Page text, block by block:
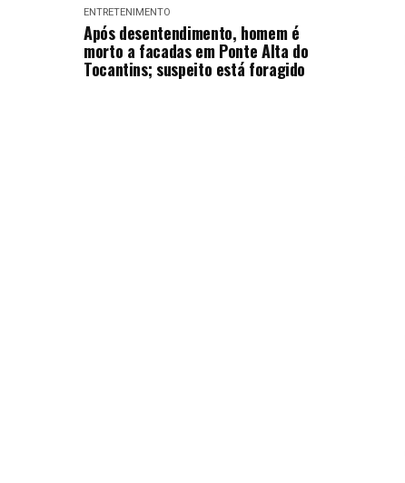
ENTRETENIMENTO
Após desentendimento, homem é
morto a facadas em Ponte Alta do
Tocantins; suspeito está foragido